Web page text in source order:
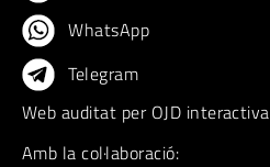
WhatsApp
Telegram
Web auditat per OJD interactiva
Amb la col·laboració: